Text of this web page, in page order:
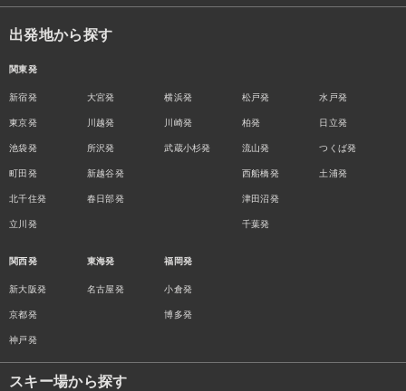
出発地から探す
関東発
新宿発
東京発
池袋発
町田発
北千住発
立川発
大宮発
川越発
所沢発
新越谷発
春日部発
横浜発
川崎発
武蔵小杉発
松戸発
柏発
流山発
西船橋発
津田沼発
千葉発
水戸発
日立発
つくば発
土浦発
関西発
新大阪発
京都発
神戸発
東海発
名古屋発
福岡発
小倉発
博多発
スキー場から探す